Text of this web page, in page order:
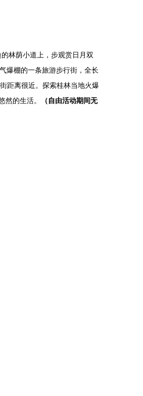
林荫小道上，步观赏日月双
爆棚的一条旅游步行街，全长
距离很近。探索桂林当地火爆
然的生活。
（自由活动期间无